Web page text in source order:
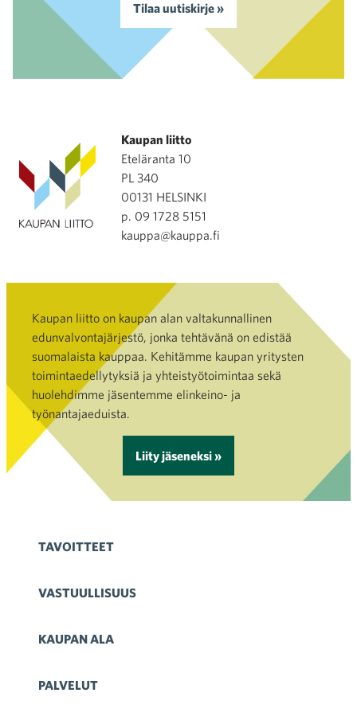
Tilaa uutiskirje »
Kaupan liitto
Eteläranta 10
PL 340
00131 HELSINKI
p. 09 1728 5151
kauppa@kauppa.fi
Kaupan liitto on kaupan alan valtakunnallinen
edunvalvontajärjestö, jonka tehtävänä on edistää
suomalaista kauppaa. Kehitämme kaupan yritysten
toimintaedellytyksiä ja yhteistyötoimintaa sekä
huolehdimme jäsentemme elinkeino- ja
työnantajaeduista.
Liity jäseneksi »
TAVOITTEET
VASTUULLISUUS
KAUPAN ALA
PALVELUT